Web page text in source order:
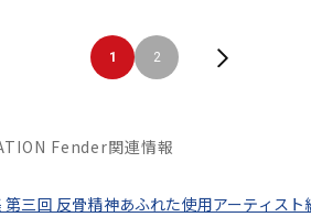
1 2
Fender関連情報
三回 反骨精神あふれた使用アーティスト